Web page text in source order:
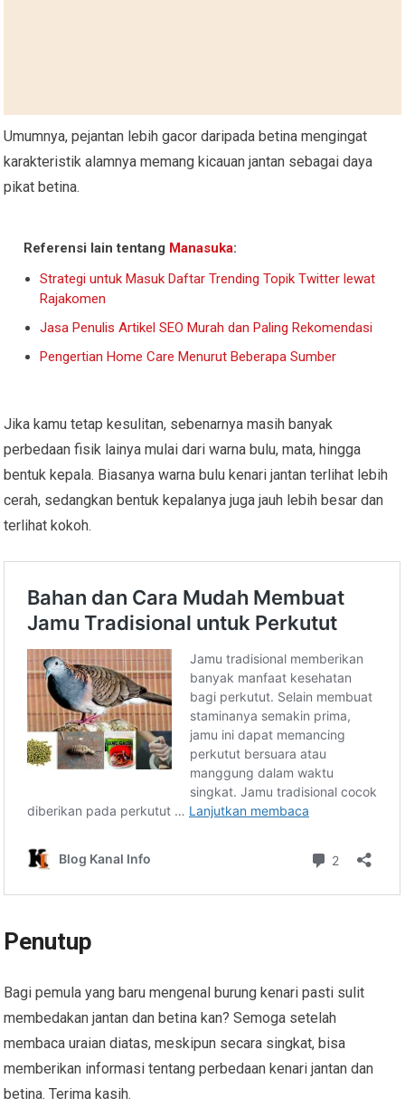
Umumnya, pejantan lebih gacor daripada betina mengingat
karakteristik alamnya memang kicauan jantan sebagai daya
pikat betina.
Referensi lain tentang Manasuka:
Strategi untuk Masuk Daftar Trending Topik Twitter lewat
Rajakomen
Jasa Penulis Artikel SEO Murah dan Paling Rekomendasi
Pengertian Home Care Menurut Beberapa Sumber
Jika kamu tetap kesulitan, sebenarnya masih banyak
perbedaan fisik lainya mulai dari warna bulu, mata, hingga
bentuk kepala. Biasanya warna bulu kenari jantan terlihat lebih
cerah, sedangkan bentuk kepalanya juga jauh lebih besar dan
terlihat kokoh.
Penutup
Bagi pemula yang baru mengenal burung kenari pasti sulit
membedakan jantan dan betina kan? Semoga setelah
membaca uraian diatas, meskipun secara singkat, bisa
memberikan informasi tentang perbedaan kenari jantan dan
betina. Terima kasih.